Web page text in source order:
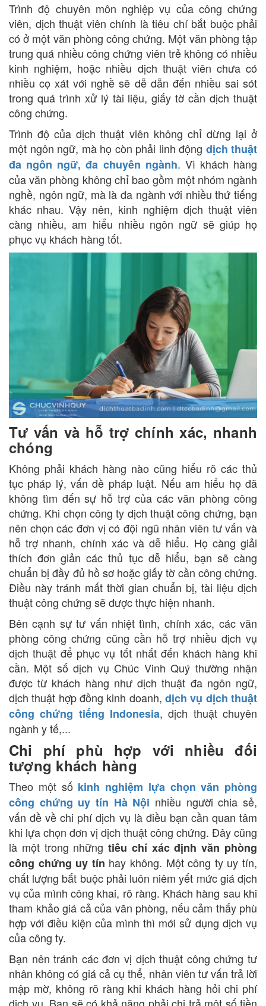
Trình độ chuyên môn nghiệp vụ của công chứng
viên, dịch thuật viên chính là tiêu chí bắt buộc phải
có ở một văn phòng công chứng. Một văn phòng tập
trung quá nhiều công chứng viên trẻ không có nhiều
kinh nghiệm, hoặc nhiều dịch thuật viên chưa có
nhiều cọ xát với nghề sẽ dễ dẫn đến nhiều sai sót
trong quá trình xử lý tài liệu, giấy tờ cần dịch thuật
công chứng.
Trình độ của dịch thuật viên không chỉ dừng lại ở
một ngôn ngữ, mà họ còn phải linh động dịch thuật
đa ngôn ngữ, đa chuyên ngành. Vì khách hàng
của văn phòng không chỉ bao gồm một nhóm ngành
nghề, ngôn ngữ, mà là đa ngành với nhiều thứ tiếng
khác nhau. Vậy nên, kinh nghiệm dịch thuật viên
càng nhiều, am hiểu nhiều ngôn ngữ sẽ giúp họ
phục vụ khách hàng tốt.
Tư vấn và hỗ trợ chính xác, nhanh
chóng
Không phải khách hàng nào cũng hiểu rõ các thủ
tục pháp lý, vấn đề pháp luật. Nếu am hiểu họ đã
không tìm đến sự hỗ trợ của các văn phòng công
chứng. Khi chọn công ty dịch thuật công chứng, bạn
nên chọn các đơn vị có đội ngũ nhân viên tư vấn và
hỗ trợ nhanh, chính xác và dễ hiểu. Họ càng giải
thích đơn giản các thủ tục dễ hiểu, bạn sẽ càng
chuẩn bị đầy đủ hồ sơ hoặc giấy tờ cần công chứng.
Điều này tránh mất thời gian chuẩn bị, tài liệu dịch
thuật công chứng sẽ được thực hiện nhanh.
Bên cạnh sự tư vấn nhiệt tình, chính xác, các văn
phòng công chứng cũng cần hỗ trợ nhiều dịch vụ
dịch thuật để phục vụ tốt nhất đến khách hàng khi
cần. Một số dịch vụ Chúc Vinh Quý thường nhận
được từ khách hàng như dịch thuật đa ngôn ngữ,
dịch thuật hợp đồng kinh doanh, dịch vụ dịch thuật
công chứng tiếng Indonesia, dịch thuật chuyên
ngành y tế,...
Chi phí phù hợp với nhiều đối
tượng khách hàng
Theo một số kinh nghiệm lựa chọn văn phòng
công chứng uy tín Hà Nội nhiều người chia sẻ,
vấn đề về chi phí dịch vụ là điều bạn cần quan tâm
khi lựa chọn đơn vị dịch thuật công chứng. Đây cũng
là một trong nhữngtiêu chí xác định văn phòng
công chứng uy tín hay không. Một công ty uy tín,
chất lượng bắt buộc phải luôn niêm yết mức giá dịch
vụ của mình công khai, rõ ràng. Khách hàng sau khi
tham khảo giá cả của văn phòng, nếu cảm thấy phù
hợp với điều kiện của mình thì mới sử dụng dịch vụ
của công ty.
Bạn nên tránh các đơn vị dịch thuật công chứng tư
nhân không có giá cả cụ thể, nhân viên tư vấn trả lời
mập mờ, không rõ ràng khi khách hàng hỏi chi phí